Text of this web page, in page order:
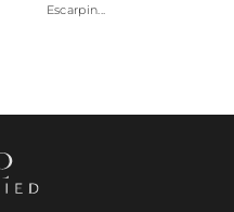
Escarpin...